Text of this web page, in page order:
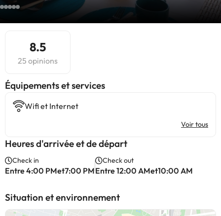
8.5
25 opinions
​Équipements et services
Wifi et Internet
Voir tous
Heures d'arrivée et de départ
Check in
Entre 4:00 PMet7:00 PM
Check out
Entre 12:00 AMet10:00 AM
Situation et environnement